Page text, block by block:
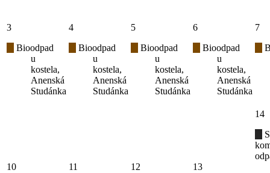
3
Bioodpad
u
kostela,
Anenská
Studánka
4
Bioodpad
u
kostela,
Anenská
Studánka
5
Bioodpad
u
kostela,
Anenská
Studánka
6
Bioodpad
u
kostela,
Anenská
Studánka
7
10 11 12 13
14